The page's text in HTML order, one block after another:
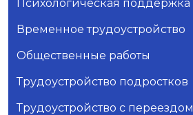
Психологическая поддержка
Временное трудоустройство
Общественные работы
Трудоустройство подростков
Трудоустройство с переездом